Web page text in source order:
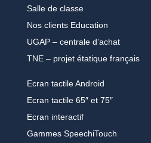
Salle de classe
Nos clients Education
UGAP – centrale d’achat
TNE – projet étatique français
Ecran tactile Android
Ecran tactile 65″ et 75″
Ecran interactif
Gammes SpeechiTouch